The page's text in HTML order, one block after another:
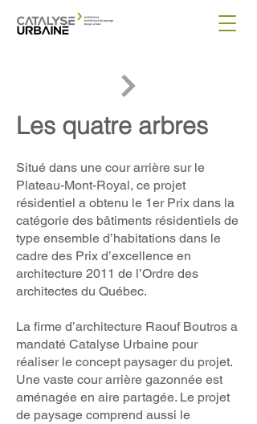
Les quatre arbres
Situé dans une cour arrière sur le
Plateau-Mont-Royal, ce projet
résidentiel a obtenu le 1er Prix dans la
catégorie des bâtiments résidentiels de
type ensemble d’habitations dans le
cadre des Prix d’excellence en
architecture 2011 de l’Ordre des
architectes du Québec.
La firme d’architecture Raouf Boutros a
mandaté Catalyse Urbaine pour
réaliser le concept paysager du projet.
Une vaste cour arrière gazonnée est
aménagée en aire partagée. Le projet
de paysage comprend aussi le